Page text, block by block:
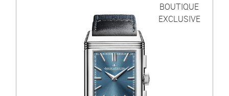
BOUTIQUE
EXCLUSIVE